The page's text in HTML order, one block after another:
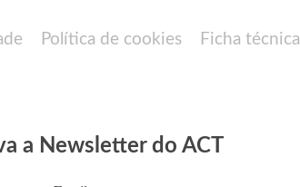
Política de cookies Ficha técnica
a Newsletter do ACT